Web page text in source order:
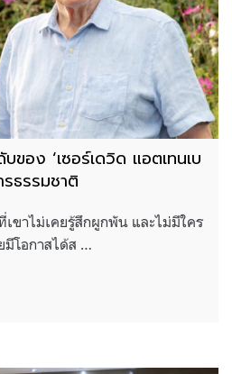
อง ‘เซอร์เดวิด แอตเทนเบ
ธรรมชาติ
ขาไม่เคยรู้สึกผูกพัน และไม่มีใคร
มีโอกาสได้ส …
ม่มอดดับของ ‘เซอร์เดวิด แอตเทนเบ